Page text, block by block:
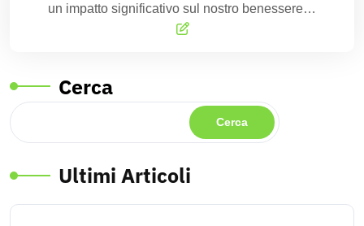
un impatto significativo sul nostro benessere…
Cerca
Cerca
Ultimi Articoli